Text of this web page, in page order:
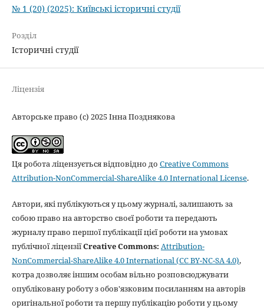
№ 1 (20) (2025): Київські історичні студії
Розділ
Історичні студії
Ліцензія
Авторське право (c) 2025 Інна Позднякова
Ця робота ліцензується відповідно до Creative Commons
Attribution-NonCommercial-ShareAlike 4.0 International License.
Автори, які публікуються у цьому журналі, залишають за
собою право на авторство своєї роботи та передають
журналу право першої публікації цієї роботи на умовах
публічної ліцензіїCreative Commons: Attribution-
NonCommercial-ShareAlike 4.0 International (CC BY-NC-SA 4.0),
котра дозволяє іншим особам вільно розповсюджувати
опубліковану роботу з обов'язковим посиланням на авторів
оригінальної роботи та першу публікацію роботи у цьому